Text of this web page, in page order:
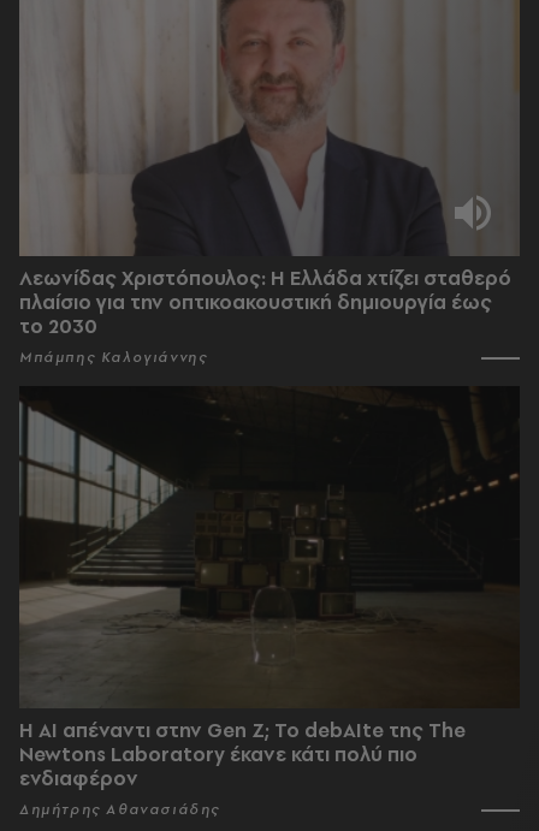
Λεωνίδας Χριστόπουλος: Η Ελλάδα χτίζει σταθερό
πλαίσιο για την οπτικοακουστική δημιουργία έως
το 2030
Μπάμπης Καλογιάννης
Η AI απέναντι στην Gen Z; Το debAIte της The
Newtons Laboratory έκανε κάτι πολύ πιο
ενδιαφέρον
Δημήτρης Αθανασιάδης